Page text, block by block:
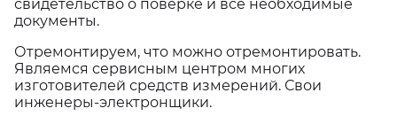
свидетельство о поверке и все необходимые
документы.
Отремонтируем, что можно отремонтировать.
Являемся сервисным центром многих
изготовителей средств измерений. Свои
инженеры-электронщики.